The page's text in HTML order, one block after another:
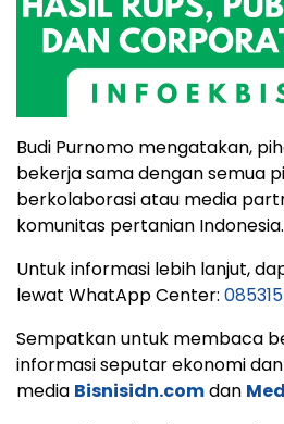
Budi Purnomo mengatakan,
bekerja sama dengan semua
berkolaborasi atau media
komunitas pertanian Indonesia.
Untuk informasi lebih lanjut,
lewat WhatApp Center:
Sempatkan untuk membaca
informasi seputar ekonomi
media Bisnisidn.comdan